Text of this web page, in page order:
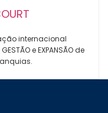
internacional
e EXPANSÃO de